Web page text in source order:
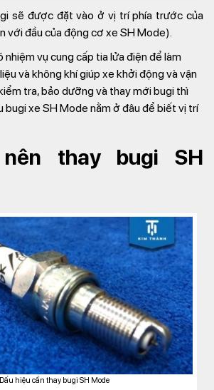
sẽ được đặt vào ở vị trí phía trước của
với đầu của động cơ xe SH Mode).
nhiệm vụ cung cấp tia lửa điện để làm
và không khí giúp xe khởi động và vận
tra, bảo dưỡng và thay mới bugi thì
bugi xe SH Mode nằm ở đâu để biết vị trí
thay bugi SH
Dấu hiệu cần thay bugi SH Mode